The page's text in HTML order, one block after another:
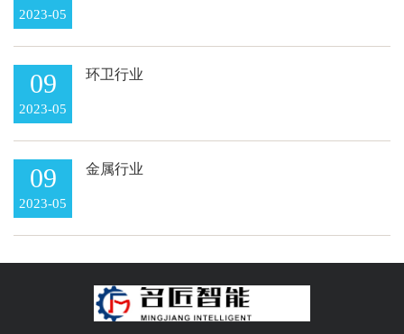
2023-05
09
2023-05
环卫行业
09
2023-05
金属行业